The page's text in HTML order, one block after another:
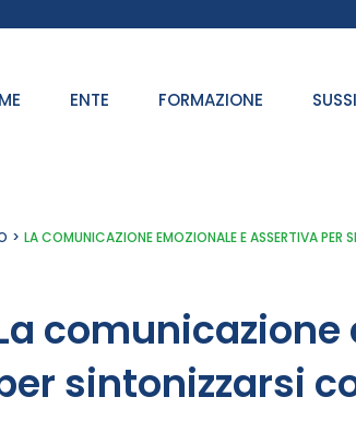
ENTE FORMAZIONE
LA COMUNICAZIONE EMOZIONALE E ASSERTIVA PER
sintonizzarsi